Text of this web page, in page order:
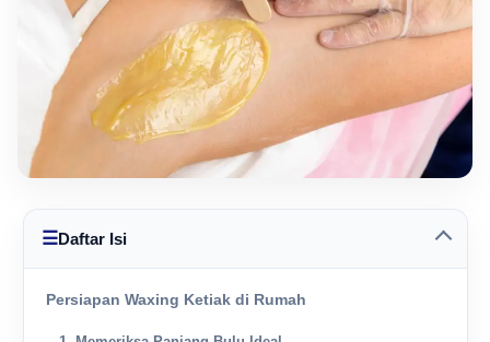
☰Daftar Isi
Persiapan Waxing Ketiak di Rumah